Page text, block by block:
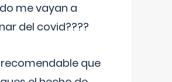
me vayan a
del covid????
recomendable que